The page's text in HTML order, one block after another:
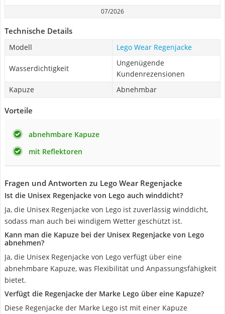
07/2026
Technische Details
Modell Lego Wear Regenjacke
Wasserdichtigkeit
Ungenügende
Kundenrezensionen
Kapuze
Abnehmbar
Vorteile
abnehmbare Kapuze
mit Reflektoren
Fragen und Antworten zu Lego Wear Regenjacke
Ist die Unisex Regenjacke von Lego auch winddicht?
Ja, die Unisex Regenjacke von Lego ist zuverlässig winddicht,
sodass man auch bei windigem Wetter geschützt ist.
Kann man die Kapuze bei der Unisex Regenjacke von Lego
abnehmen?
Ja, die Unisex Regenjacke von Lego verfügt über eine
abnehmbare Kapuze, was Flexibilität und Anpassungsfähigkeit
bietet.
Verfügt die Regenjacke der Marke Lego über eine Kapuze?
Diese Regenjacke der Marke Lego ist mit einer Kapuze